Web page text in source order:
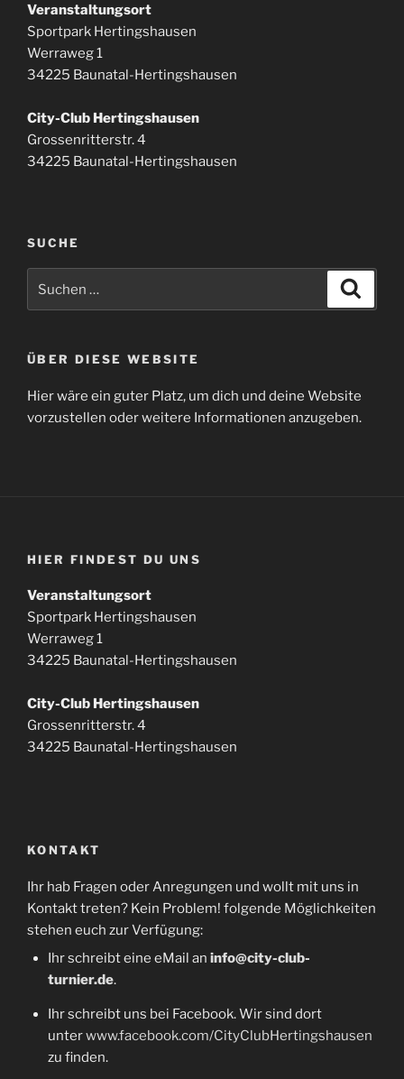
Veranstaltungsort
Sportpark Hertingshausen
Werraweg 1
34225 Baunatal-Hertingshausen
City-Club Hertingshausen
Grossenritterstr. 4
34225 Baunatal-Hertingshausen
SUCHE
nach:
ÜBER DIESE WEBSITE
Hier wäre ein guter Platz, um dich und deine Website
vorzustellen oder weitere Informationen anzugeben.
HIER FINDEST DU UNS
Veranstaltungsort
Sportpark Hertingshausen
Werraweg 1
34225 Baunatal-Hertingshausen
City-Club Hertingshausen
Grossenritterstr. 4
34225 Baunatal-Hertingshausen
KONTAKT
Ihr hab Fragen oder Anregungen und wollt mit uns in
Kontakt treten? Kein Problem! folgende Möglichkeiten
stehen euch zur Verfügung:
Ihr schreibt eine eMail an info@city-club-
turnier.de.
Ihr schreibt uns bei Facebook. Wir sind dort
unterwww.facebook.com/CityClubHertingshausen
zu finden.